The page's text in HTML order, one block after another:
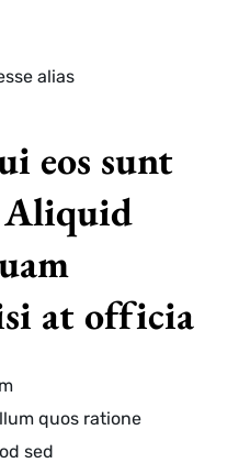
alias
eos sunt
Aliquid
at officia
quos ratione
sed